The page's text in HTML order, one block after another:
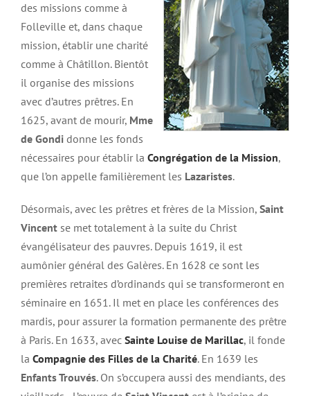
des missions comme à
Folleville et, dans chaque
mission, établir une charité
comme à Châtillon. Bientôt
il organise des missions
avec d’autres prêtres. En
1625, avant de mourir, Mme
de Gondi donne les fonds
nécessaires pour établir la Congrégation de la Mission,
que l’on appelle familièrement les Lazaristes.
Désormais, avec les prêtres et frères de la Mission, Saint
Vincent se met totalement à la suite du Christ
évangélisateur des pauvres. Depuis 1619, il est
aumônier général des Galères. En 1628 ce sont les
premières retraites d’ordinands qui se transformeront en
séminaire en 1651. Il met en place les conférences des
mardis, pour assurer la formation permanente des prêtre
à Paris. En 1633, avec Sainte Louise de Marillac, il fonde
la Compagnie des Filles de la Charité. En 1639 les
Enfants Trouvés. On s’occupera aussi des mendiants, des